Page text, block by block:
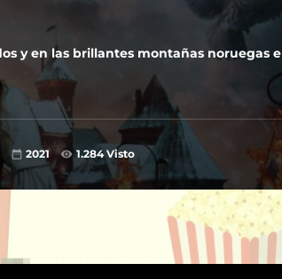
y en las brillantes montañas noruegas
2021 1.284 Visto